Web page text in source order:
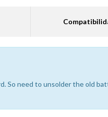
So need to unsolder the old